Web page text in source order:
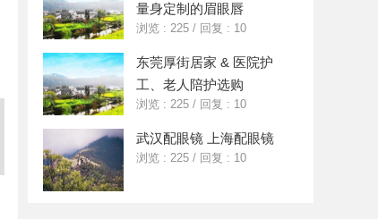
量身定制的眉眼唇
浏览 : 225 / 回复 : 10
东莞厚街居家 & 医院护
工、老人陪护选购
浏览 : 225 / 回复 : 10
武汉配眼镜 上海配眼镜
浏览 : 225 / 回复 : 10